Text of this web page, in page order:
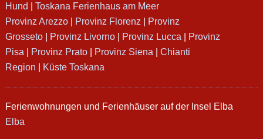
Hund
Toskana Ferienhaus am Meer
Provinz Arezzo| Provinz Florenz
Provinz
Grosseto| Provinz Livorno| Provinz Lucca
Provinz
Pisa
Provinz Prato| Provinz Siena
Chianti
Region
Küste Toskana
Ferienwohnungen und Ferienhäuser auf der Insel Elba
Elba